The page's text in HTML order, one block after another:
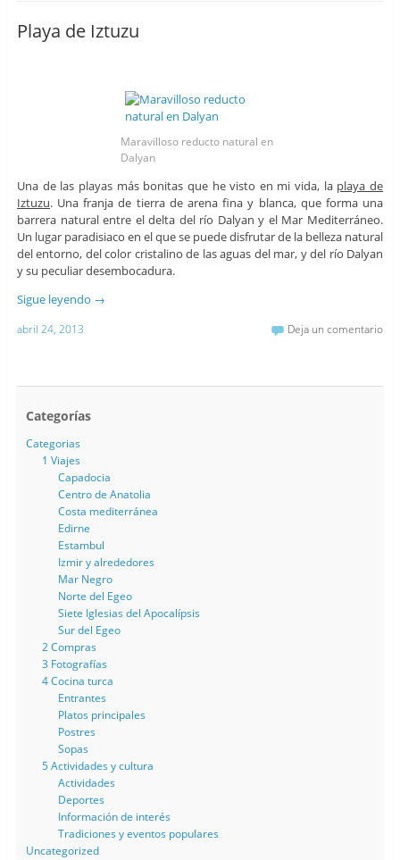
Playa de Iztuzu
Maravilloso reducto natural en
Dalyan
Una de las playas más bonitas que he visto en mi vida, la playa de
Iztuzu. Una franja de tierra de arena fina y blanca, que forma una
barrera natural entre el delta del río Dalyan y el Mar Mediterráneo.
Un lugar paradisiaco en el que se puede disfrutar de la belleza natural
del entorno, del color cristalino de las aguas del mar, y del río Dalyan
y su peculiar desembocadura.
Sigue leyendo →
abril 24, 2013 Deja un comentario
Categorías
Categorias
1 Viajes
Capadocia
Centro de Anatolia
Costa mediterránea
Edirne
Estambul
Izmir y alrededores
Mar Negro
Norte del Egeo
Siete Iglesias del Apocalípsis
Sur del Egeo
2 Compras
3 Fotografías
4 Cocina turca
Entrantes
Platos principales
Postres
Sopas
5 Actividades y cultura
Actividades
Deportes
Información de interés
Tradiciones y eventos populares
Uncategorized